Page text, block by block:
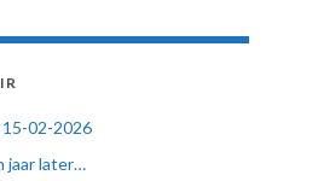
15-02-2026
jaar later…